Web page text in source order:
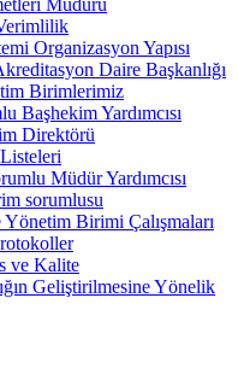
Organizasyon Yapısı
Daire Başkanlığı
Birimlerimiz
Başhekim Yardımcısı
Direktörü
Müdür Yardımcısı
sorumlusu
Birimi Çalışmaları
ve Kalite
Geliştirilmesine Yönelik